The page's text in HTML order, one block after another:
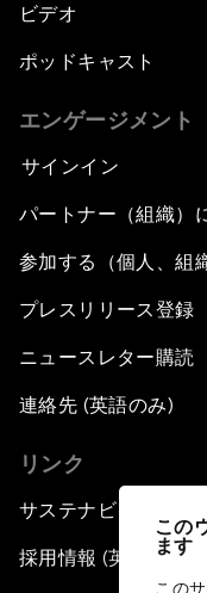
この
ます
この
ビデオ
ポッドキャスト
エンゲージメント
サインイン
パートナー（組織）
参加する（個人、組
プレスリリース登録
ニュースレター購読
連絡先 (英語のみ)
リンク
サステナビリティへ
採用情報 (英語のみ)